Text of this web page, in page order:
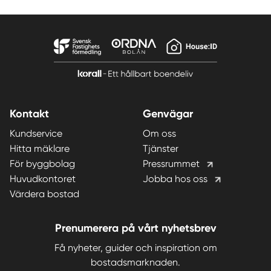
Kontakt
Kundservice
Hitta mäklare
För byggbolag
Huvudkontoret
Värdera bostad
Genvägar
Om oss
Tjänster
Pressrummet
Jobba hos oss
Prenumerera på vårt nyhetsbrev
Få nyheter, guider och inspiration om
bostadsmarknaden.